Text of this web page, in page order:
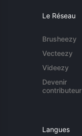
Le Réseau
Brusheezy
Vecteezy
Videezy
Devenir
contributeur
Langues